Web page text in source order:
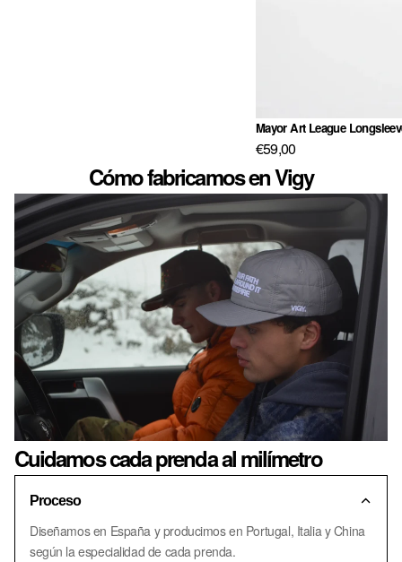
Mayor Art League
€59,00
Cómo fabricamos en Vigy
Cuidamos cada prenda al milímetro
Proceso
Diseñamos en España y producimos en Portugal, Italia y China
según la especialidad de cada prenda.